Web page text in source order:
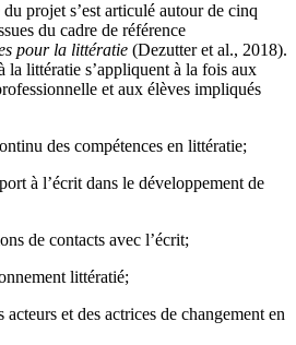
projet s’est articulé autour de cinq
du cadre de référence
pour la littératie (Dezutter et al., 2018).
la littératie s’appliquent à la fois aux
et aux élèves impliqués
des compétences en littératie;
à l’écrit dans le développement de
de contacts avec l’écrit;
littératié;
et des actrices de changement en